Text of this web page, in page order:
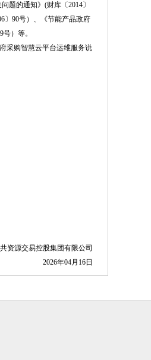
题的通知》(财库〔2014〕
〕90号）、《节能产品政府
）等。
采购智慧云平台运维服务说
资源交易控股集团有限公司
2026年04月16日